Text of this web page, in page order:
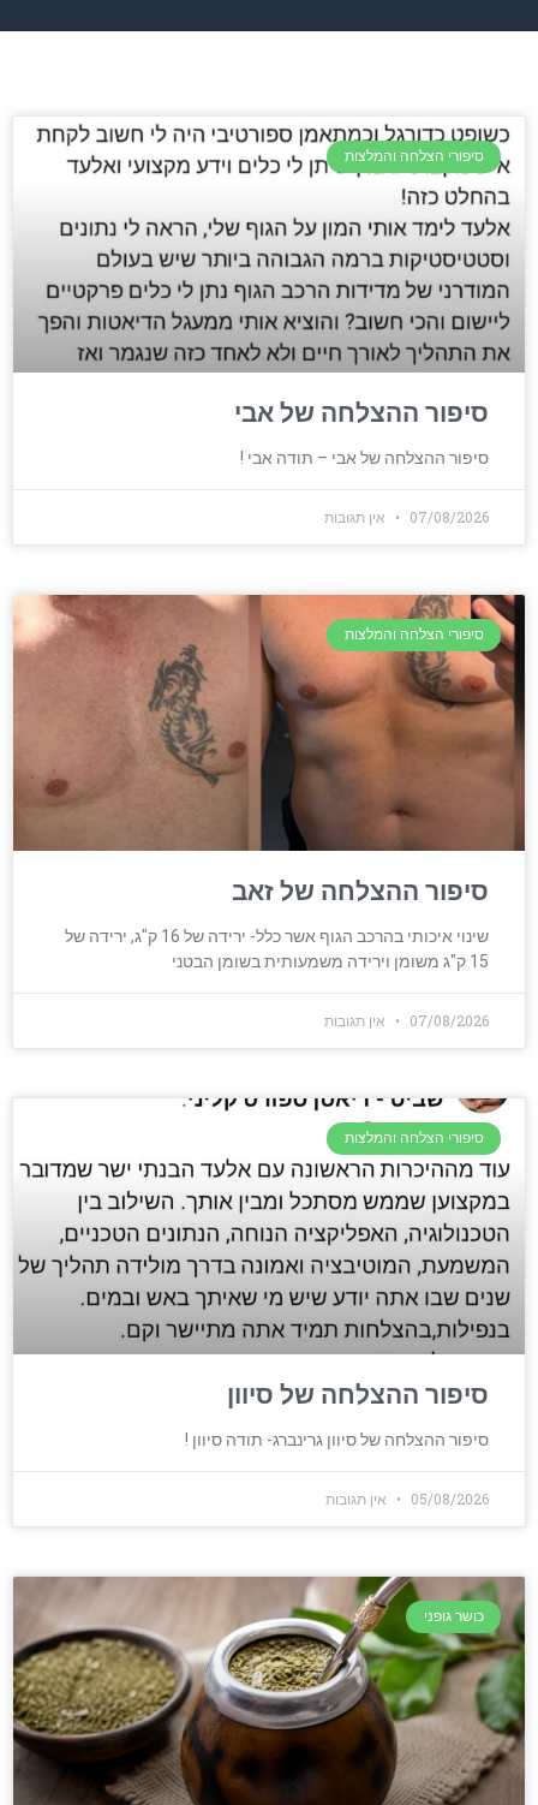
סיפורי הצלחה והמלצות
סיפור ההצלחה של אבי
סיפור ההצלחה של אבי – תודה אבי !
07/08/2026 אין תגובות
סיפורי הצלחה והמלצות
סיפור ההצלחה של זאב
שינוי איכותי בהרכב הגוף אשר כלל- ירידה של 16 ק"ג, ירידה של
15 ק"ג משומן וירידה משמעותית בשומן הבטני
07/08/2026 אין תגובות
סיפורי הצלחה והמלצות
סיפור ההצלחה של סיוון
סיפור ההצלחה של סיוון גרינברג- תודה סיוון !
05/08/2026 אין תגובות
כושר גופני